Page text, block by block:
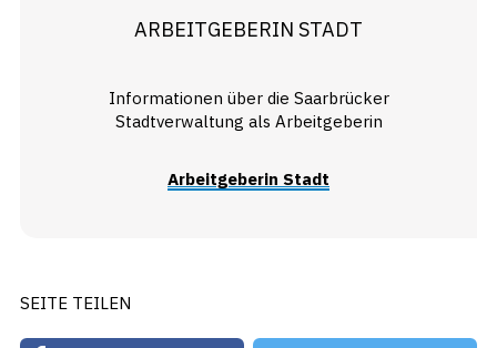
ARBEITGEBERIN STADT
Informationen über die Saarbrücker
Stadtverwaltung als Arbeitgeberin
Arbeitgeberin Stadt
SEITE TEILEN